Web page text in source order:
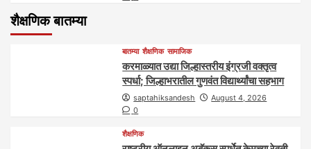
शैक्षणिक बातम्या
बातम्या शैक्षणिक सामाजिक
करमाळ्यात उद्या जिल्हास्तरीय इंग्रजी वक्तृत्व
स्पर्धा; जिल्हाभरातील गुणवंत विद्यार्थ्यांचा सहभाग
saptahiksandesh
August 4, 2026
0
शैक्षणिक